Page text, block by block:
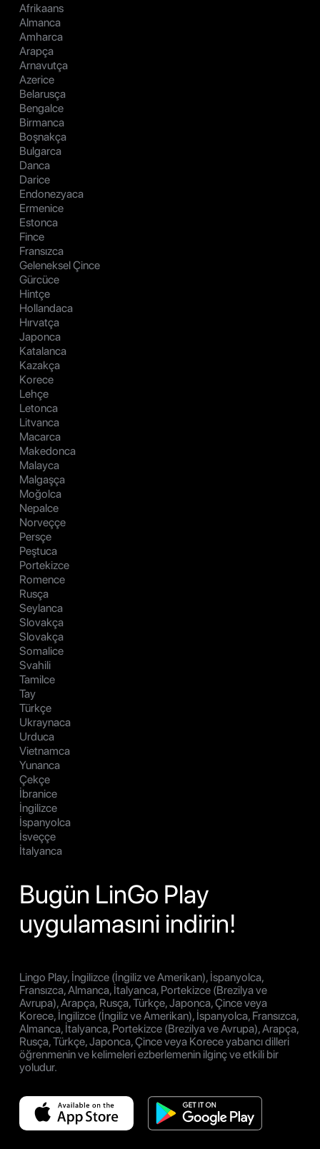
Afrikaans
Almanca
Amharca
Arapça
Arnavutça
Azerice
Belarusça
Bengalce
Birmanca
Boşnakça
Bulgarca
Danca
Darice
Endonezyaca
Ermenice
Estonca
Fince
Fransızca
Geleneksel Çince
Gürcüce
Hintçe
Hollandaca
Hırvatça
Japonca
Katalanca
Kazakça
Korece
Lehçe
Letonca
Litvanca
Macarca
Makedonca
Malayca
Malgaşça
Moğolca
Nepalce
Norveççe
Persçe
Peştuca
Portekizce
Romence
Rusça
Seylanca
Slovakça
Slovakça
Somalice
Svahili
Tamilce
Tay
Türkçe
Ukraynaca
Urduca
Vietnamca
Yunanca
Çekçe
İbranice
İngilizce
İspanyolca
İsveççe
İtalyanca
Bugün LinGo Play
uygulamasıni indirin!
Lingo Play, İngilizce (İngiliz ve Amerikan), İspanyolca,
Fransızca, Almanca, İtalyanca, Portekizce (Brezilya ve
Avrupa), Arapça, Rusça, Türkçe, Japonca, Çince veya
Korece, İngilizce (İngiliz ve Amerikan), İspanyolca, Fransızca,
Almanca, İtalyanca, Portekizce (Brezilya ve Avrupa), Arapça,
Rusça, Türkçe, Japonca, Çince veya Korece yabancı dilleri
öğrenmenin ve kelimeleri ezberlemenin ilginç ve etkili bir
yoludur.